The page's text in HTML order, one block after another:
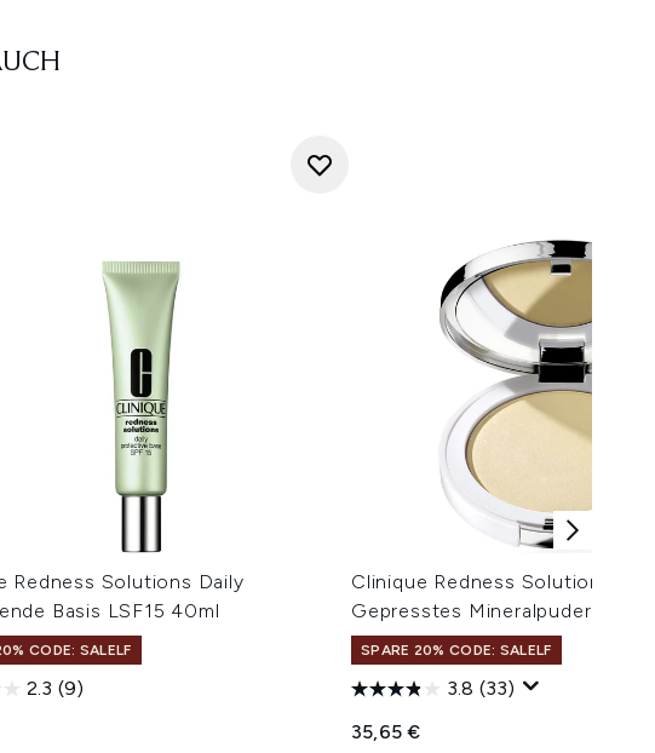
Redness Solutions Daily
Basis LSF15 40ml
CODE: SALELF
2.3 (9)
Clinique Redness Solutions
Gepresstes Mineralpuder 11,6g
SPARE 20% CODE: SALELF
3.8 (33)
35,65 €